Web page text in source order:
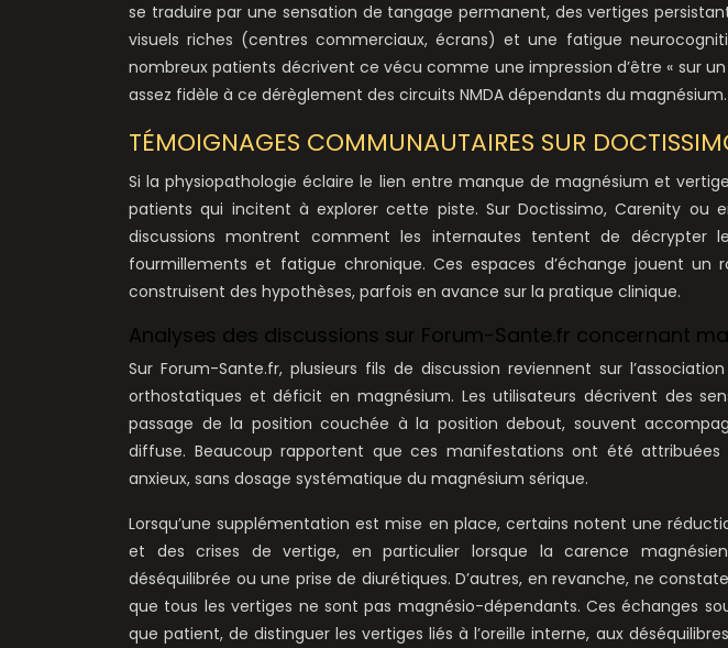
se traduire par une sensation de tangage permanent, des vertiges
visuels riches (centres commerciaux, écrans) et une fatigue
nombreux patients décrivent ce vécu comme une impression d’être « sur
assez fidèle à ce dérèglement des circuits NMDA dépendants du magnésium.
TÉMOIGNAGES COMMUNAUTAIRES SUR
Si la physiopathologie éclaire le lien entre manque de magnésium et
patients qui incitent à explorer cette piste. Sur Doctissimo, Carenity ou
discussions montrent comment les internautes tentent de décrypter
fourmillements et fatigue chronique. Ces espaces d’échange jouent un
construisent des hypothèses, parfois en avance sur la pratique clinique.
Analyses des discussions sur Forum-Sante.fr concernant
Sur Forum-Sante.fr, plusieurs fils de discussion reviennent sur
orthostatiques et déficit en magnésium. Les utilisateurs décrivent des
passage de la position couchée à la position debout, souvent
diffuse. Beaucoup rapportent que ces manifestations ont été
anxieux, sans dosage systématique du magnésium sérique.
Lorsqu’une supplémentation est mise en place, certains notent une
et des crises de vertige, en particulier lorsque la carence
déséquilibrée ou une prise de diurétiques. D’autres, en revanche, ne
que tous les vertiges ne sont pas magnésio-dépendants. Ces échanges
que patient, de distinguer les vertiges liés à l’oreille interne, aux